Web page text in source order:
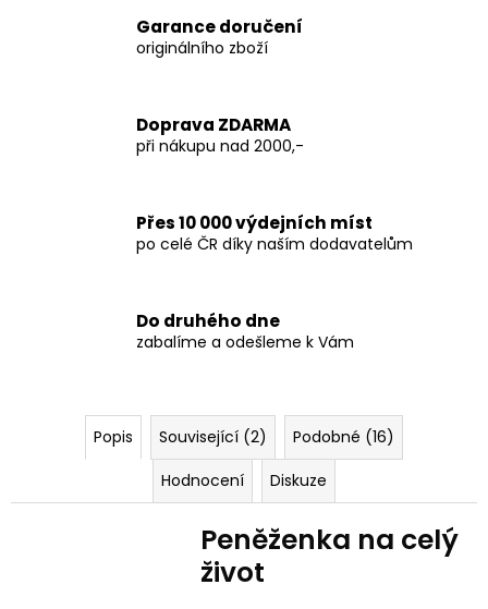
Garance doručení
originálního zboží
Doprava ZDARMA
při nákupu nad 2000,-
Přes 10 000 výdejních míst
po celé ČR díky naším dodavatelům
Do druhého dne
zabalíme a odešleme k Vám
Popis Související (2)
Podobné (16)
Hodnocení
Diskuze
Peněženka na celý
život